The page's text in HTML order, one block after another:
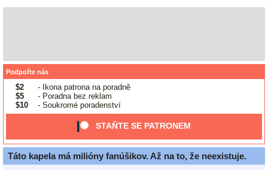
Podpořte nás
$2
- Ikona patrona na poradně
$5
- Poradna bez reklam
$10
- Soukromé poradenství
STAŇTE SE PATRONEM
Táto kapela má milióny fanúšikov. Až na to, že neexistuje.